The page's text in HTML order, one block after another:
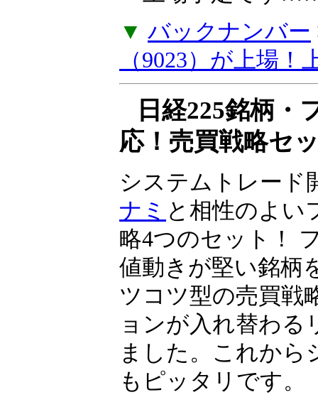
資とIPO投資」、
（9023）が上場！
同社は2024年10
へ上場予定です
▼ バックナンバー
（9023）が上場！
日経225銘柄・
応！売買戦略セ
システムトレード
ナミ と相性のよい
な売買戦略4つの